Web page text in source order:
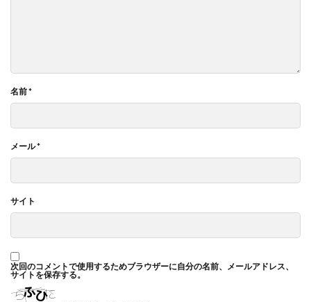
名前*
メール*
サイト
次回のコメントで使用するためブラウザーに自分の名前、メールアドレス、
サイトを保存する。